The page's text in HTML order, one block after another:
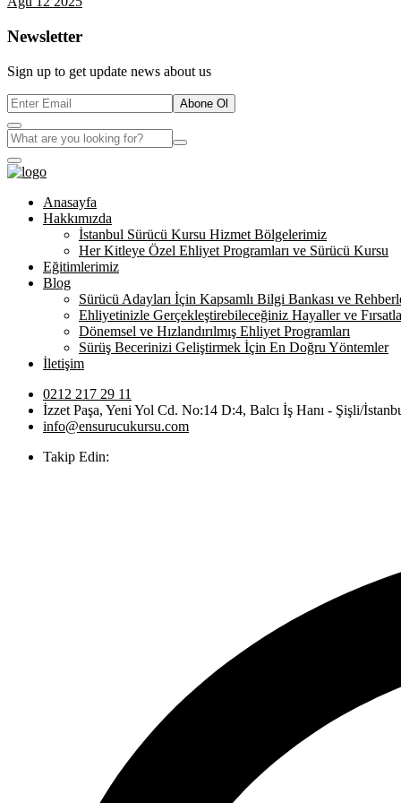
Newsletter
Sign up to get update news about us
Abone Ol
Anasayfa
Hakkımızda
İstanbul Sürücü Kursu Hizmet Bölgelerimiz
Her Kitleye Özel Ehliyet Programları ve Sürücü Kursu
Eğitimlerimiz
Blog
Sürücü Adayları İçin Kapsamlı Bilgi Bankası ve
Ehliyetinizle Gerçekleştirebileceğiniz Hayaller ve
Dönemsel ve Hızlandırılmış Ehliyet Programları
Sürüş Becerinizi Geliştirmek İçin En Doğru Yöntemler
İletişim
0212 217 29 11
İzzet Paşa, Yeni Yol Cd. No:14 D:4, Balcı İş Hanı - Şişli/
info@ensurucukursu.com
Takip Edin: